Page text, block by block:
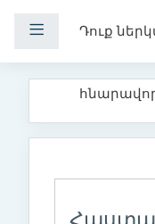
Side panel
Դուք
Բաց թողնել